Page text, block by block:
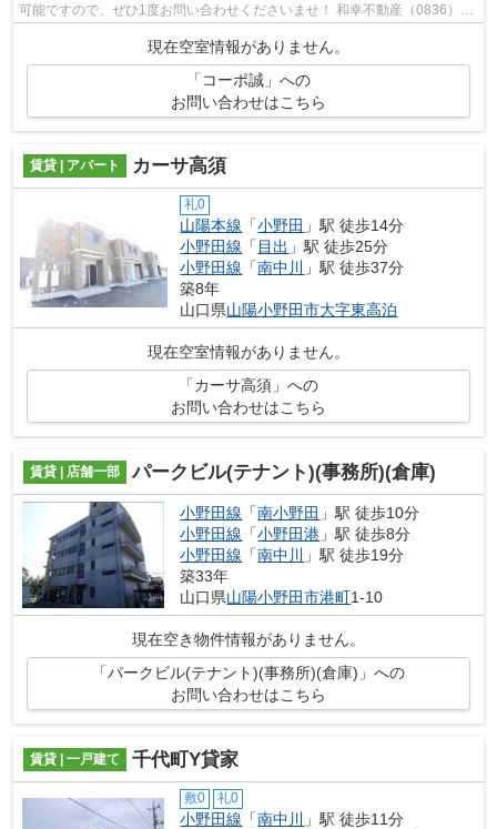
可能ですので、ぜひ1度お問い合わせくださいませ！ 和幸不動産（0836）
22-6336
現在空室情報がありません。
「コーポ誠」への
お問い合わせはこちら
賃貸 | アパート カーサ高須
礼0
山陽本線 「小野田 」駅 徒歩14分
小野田線 「 目出 」駅 徒歩25分
小野田線 「南中川
」駅 徒歩37分
築8年
山口県山陽小野田市大字東高泊
現在空室情報がありません。
「カーサ高須」への
お問い合わせはこちら
賃貸 | 店舗一部 パークビル(テナント)(事務所)(倉庫)
小野田線 「南小野田 」駅 徒歩10分
小野田線 「小野田港 」駅 徒歩8分
小野田線 「南中川 」駅 徒歩19分
築33年
山口県山陽小野田市港町1-10
現在空き物件情報がありません。
「パークビル(テナント)(事務所)(倉庫)」への
お問い合わせはこちら
賃貸 | 一戸建て 千代町Y貸家
敷0 礼0
小野田線 「南中川
」駅 徒歩11分